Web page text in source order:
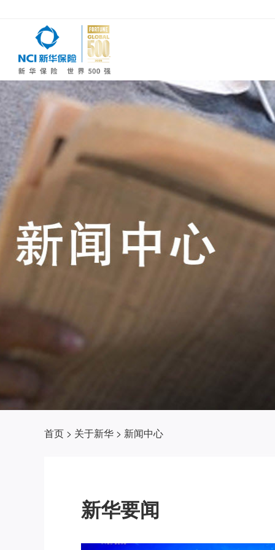
首页 > 关于新华 > 新闻中心
新华要闻